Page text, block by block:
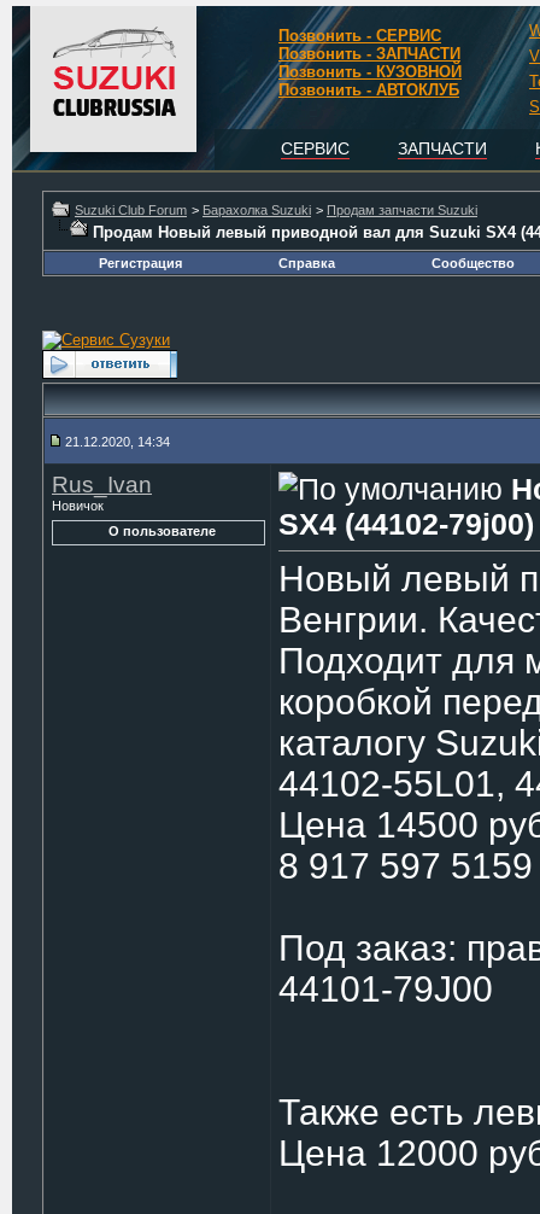
Позвонить - СЕРВИС
Позвонить - ЗАПЧАСТИ
Позвонить - КУЗОВНОЙ
Позвонить - АВТОКЛУБ
СЕРВИС ЗАПЧАСТИ
Suzuki Club Forum > Барахолка Suzuki > Продам запчасти Suzuki
Продам Новый левый приводной вал для Suzuki SX4
Регистрация Справка Сообщество
21.12.2020, 14:34
Rus_Ivan
Новичок
О пользователе
SX4 (44102-79j00)
Новый левый
Венгрии.
Подходит для
коробкой
каталогу
44102-55L01,
Цена 14500
8 917 597
Под заказ:
44101-79J00
Также есть
Цена 12000